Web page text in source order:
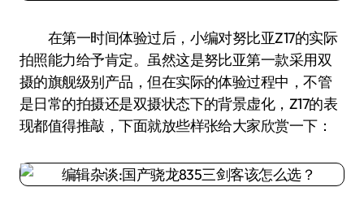
在第一时间体验过后，小编对努比亚Z17的实际
拍照能力给予肯定。虽然这是努比亚第一款采用双
摄的旗舰级别产品，但在实际的体验过程中，不管
是日常的拍摄还是双摄状态下的背景虚化，Z17的表
现都值得推敲，下面就放些样张给大家欣赏一下：